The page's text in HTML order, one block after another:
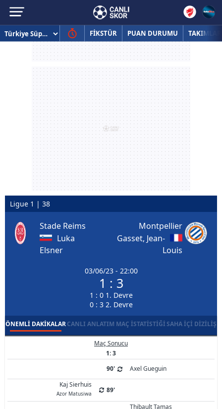
FİKSTÜR PUAN DURUMU TAKIMLAR
Ligue 1 | 38
Stade Reims
Luka
Elsner
03/06/23 - 22:00
1 : 3
1 : 0 1. Devre
0 : 3 2. Devre
Montpellier
Gasset, Jean-
Louis
ÖNEMLI DAKIKALARCANLI ANLATIM MAÇ İSTATISTIĞISAHA İÇI DIZILIŞ
Maç Sonucu
1: 3
90'
Axel Gueguin
Kaj Sierhuis
Azor Matusiwa 89'
Thibault Tamas